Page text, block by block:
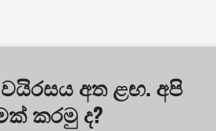
අත ළඟ. අපි
කරමු ද?